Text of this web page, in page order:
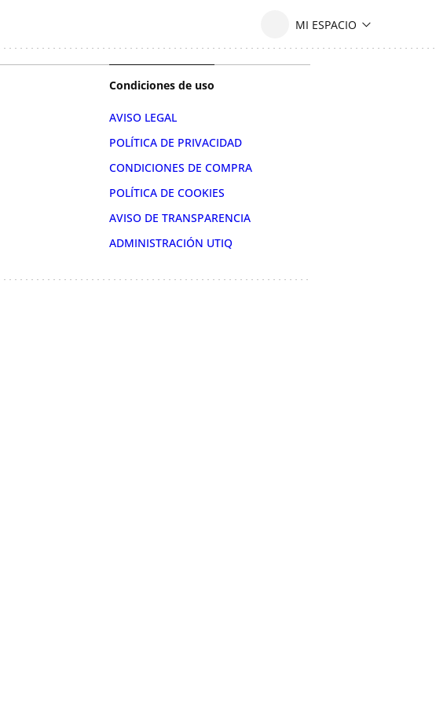
Condiciones de uso
AVISO LEGAL
POLÍTICA DE PRIVACIDAD
CONDICIONES DE COMPRA
POLÍTICA DE COOKIES
AVISO DE TRANSPARENCIA
ADMINISTRACIÓN UTIQ